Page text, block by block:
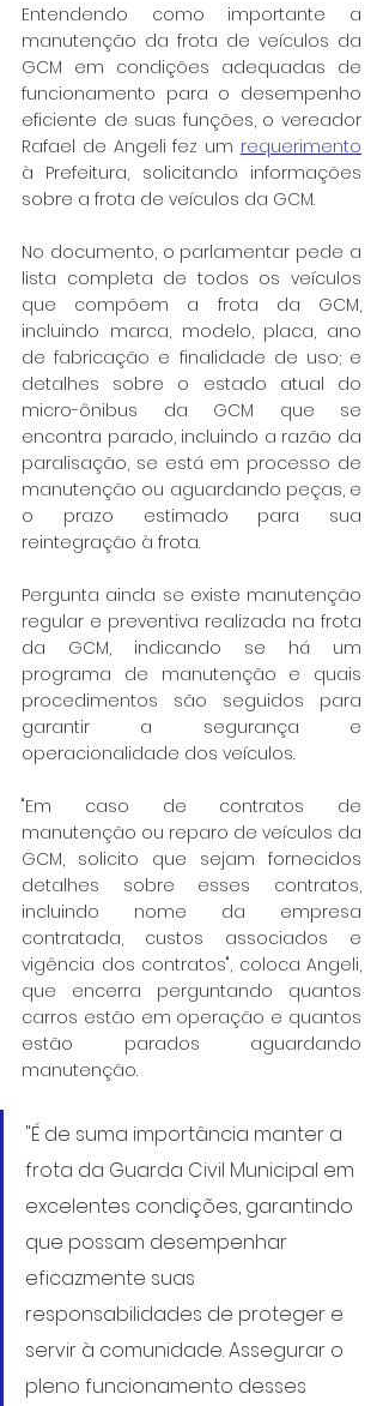
Entendendo como importante a
manutenção da frota de veículos da
GCM em condições adequadas de
funcionamento para o desempenho
eficiente de suas funções, o vereador
Rafael de Angeli fez um requerimento
à Prefeitura, solicitando informações
sobre a frota de veículos da GCM.
No documento, o parlamentar pede a
lista completa de todos os veículos
que compõem a frota da GCM,
incluindo marca, modelo, placa, ano
de fabricação e finalidade de uso; e
detalhes sobre o estado atual do
micro-ônibus da GCM que se
encontra parado, incluindo a razão da
paralisação, se está em processo de
manutenção ou aguardando peças, e
o prazo estimado para sua
reintegração à frota.
Pergunta ainda se existe manutenção
regular e preventiva realizada na frota
da GCM, indicando se há um
programa de manutenção e quais
procedimentos são seguidos para
garantir a segurança e
operacionalidade dos veículos.
"Em caso de contratos de
manutenção ou reparo de veículos da
GCM, solicito que sejam fornecidos
detalhes sobre esses contratos,
incluindo nome da empresa
contratada, custos associados e
vigência dos contratos", coloca Angeli,
que encerra perguntando quantos
carros estão em operação e quantos
estão parados aguardando
manutenção.
"É de suma importância manter a
frota da Guarda Civil Municipal em
excelentes condições, garantindo
que possam desempenhar
eficazmente suas
responsabilidades de proteger e
servir à comunidade. Assegurar o
pleno funcionamento desses